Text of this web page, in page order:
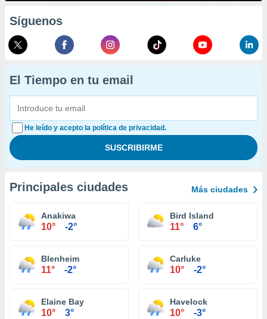
Síguenos
El Tiempo en tu email
He leído y acepto la política de privacidad.
Principales ciudades Más ciudades
Anakiwa
10° -2°
Bird Island
11° 6°
Blenheim
11° -2°
Carluke
10° -2°
Elaine Bay
10° 3°
Havelock
10° -3°